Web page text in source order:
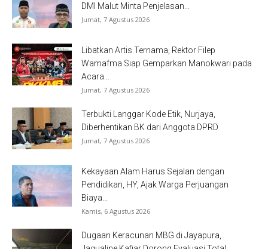
DMI Malut Minta Penjelasan...
Jumat, 7 Agustus 2026
Libatkan Artis Ternama, Rektor Filep
Wamafma Siap Gemparkan Manokwari pada
Acara...
Jumat, 7 Agustus 2026
Terbukti Langgar Kode Etik, Nurjaya,
Diberhentikan BK dari Anggota DPRD
Jumat, 7 Agustus 2026
Kekayaan Alam Harus Sejalan dengan
Pendidikan, HY, Ajak Warga Perjuangan
Biaya...
Kamis, 6 Agustus 2026
Dugaan Keracunan MBG di Jayapura,